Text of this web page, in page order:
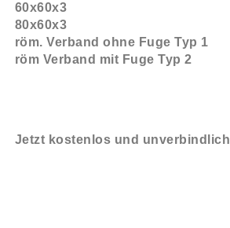
60x60x3
80x60x3
röm. Verband ohne Fuge Typ 1
röm Verband mit Fuge Typ 2
Jetzt kostenlos und unverbindlich